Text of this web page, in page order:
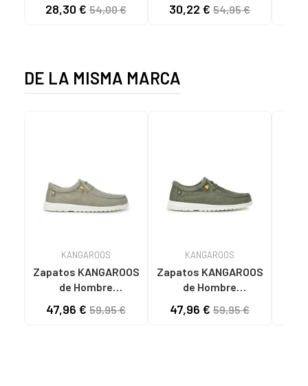
NEGRO NEGRO
28,30 € 54,00 €
CANVAS K192495
30,22 € 54,95 €
DE LA MISMA MARCA
KANGAROOS
Zapatos KANGAROOS
de Hombre
HOMBRE K130-7 LAV
47,96 € 59,95 €
KANGAROOS
Zapatos KANGAROOS
de Hombre
HOMBRE K130-6 LAV
47,96 € 59,95 €